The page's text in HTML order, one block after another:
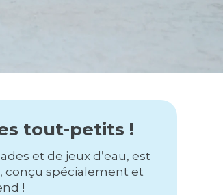
tout-petits !
et de jeux d’eau, est
conçu spécialement et
!